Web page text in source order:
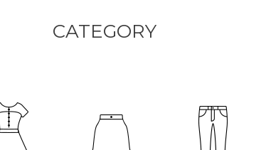
CATEGORY